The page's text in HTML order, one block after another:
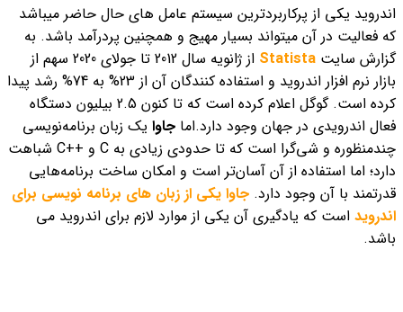
اندروید یکی از پرکاربردترین سیستم عامل های حال حاضر میباشد
که فعالیت در آن میتواند بسیار مهیج و همچنین پردرآمد باشد. به
گزارش سایت Statista
از ژانویه سال 2012 تا جولای 2020 سهم از
بازار نرم افزار اندروید و استفاده کنندگان آن از 23% به 74% رشد پیدا
کرده است. گوگل اعلام کرده است که تا کنون 2.5 بیلیون دستگاه
فعال اندرویدی در جهان وجود دارد.اما جاوا یک زبان برنامه‌نویسی
چندمنظوره و شی‌گرا است که تا حدودی زیادی به C و ++C شباهت
دارد؛ اما استفاده از آن آسان‌تر است و امکان ساخت برنامه‌هایی
قدرتمند با آن وجود دارد. جاوا یکی از زبان های برنامه نویسی برای
اندروید است که یادگیری آن یکی از موارد لازم برای اندروید می
باشد.